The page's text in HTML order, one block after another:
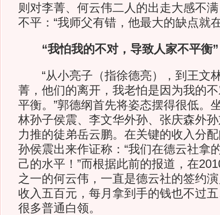
则对李菁、何云伟二人的出走大感不
不平：“我师父有错，他最大的缺点就
“我怕我的不对，导致人家不平衡”
“从小亮子（指徐德亮），到王文
菁，他们的离开，我老怕是因为我的
平衡。”郭德纲首先将姿态摆得很低。
林孙子侯震、李文华外孙、张庆森外
力推的徒弟岳云鹏。在关键的收入分
孙侯震出来作证称：“我们在德云社拿
己的水平！”而根据此前的报道，在
之一的何云伟，一直是德云社的签约
收入五百元，每月拿到手的钱也不过
很多普通白领。